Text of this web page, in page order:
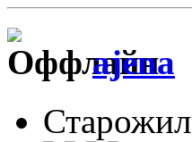
ajena
Старожил